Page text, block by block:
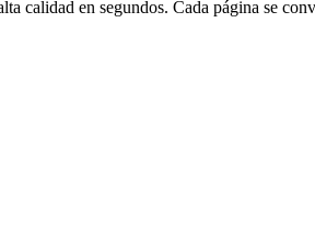
calidad en segundos. Cada página se